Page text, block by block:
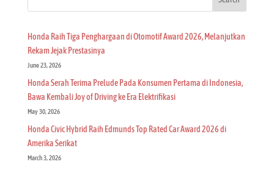
Honda Raih Tiga Penghargaan di Otomotif Award 2026, Melanjutkan
Rekam Jejak Prestasinya
June 23, 2026
Honda Serah Terima Prelude Pada Konsumen Pertama di Indonesia,
Bawa Kembali Joy of Driving ke Era Elektrifikasi
May 30, 2026
Honda Civic Hybrid Raih Edmunds Top Rated Car Award 2026 di
Amerika Serikat
March 3, 2026